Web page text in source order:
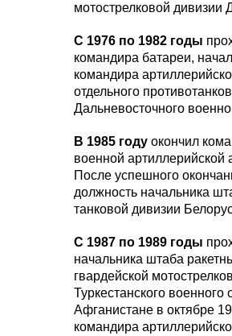
мотострелковой дивизии
С 1976 по 1982 годы
командира батареи,
командира
отдельного
Дальневосточного
В 1985 году окончил
военной
После успешного
должность начальника
танковой дивизии
С 1987 по 1989 годы
начальника штаба
гвардейской
Туркестанского
Афганистане в октябре
командира